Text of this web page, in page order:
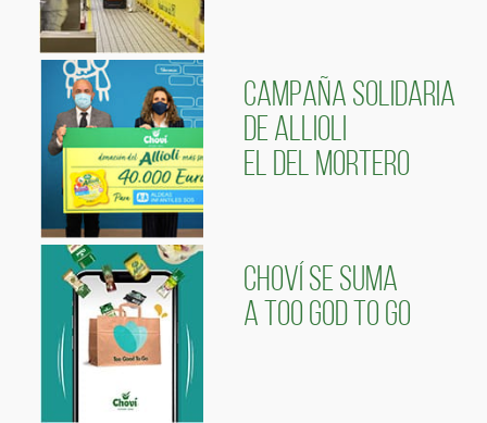
CAMPAÑA SOLIDARIA
DE ALLIOLI
EL DEL MORTERO
CHOVÍ SE SUMA
A TOO GOD TO GO